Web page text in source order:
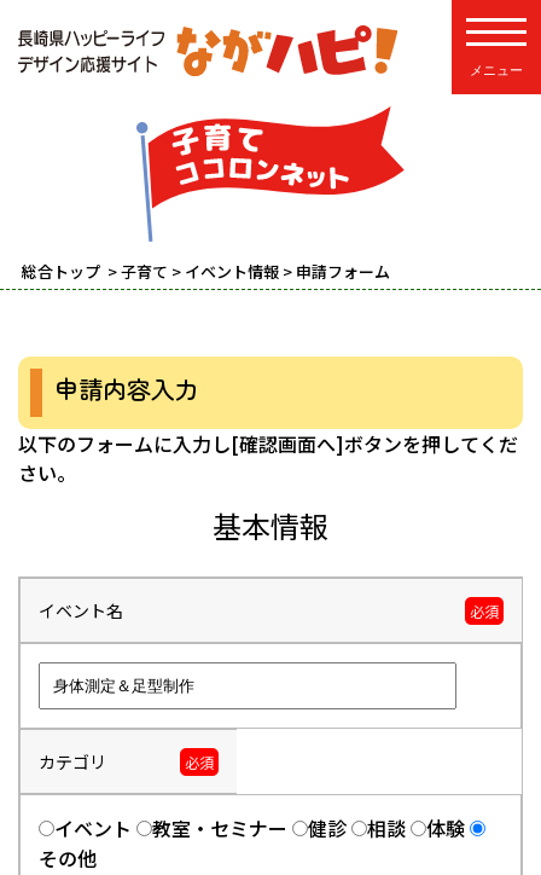
総合トップ >子育て > イベント情報 > 申請フォーム
申請内容入力
以下のフォームに入力し[確認画面へ]ボタンを押してくだ
さい。
基本情報
イベント名 必須
カテゴリ 必須
イベント 教室・セミナー 健診 相談
体験
その他